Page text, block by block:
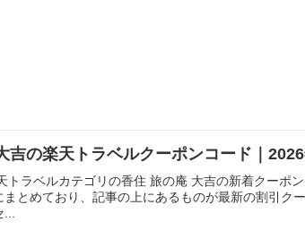
吉の楽天トラベルクーポンコード｜
トラベルカテゴリの香住 旅の庵 大吉の新着クーポ
まとめており、記事の上にあるものが最新の割引ク